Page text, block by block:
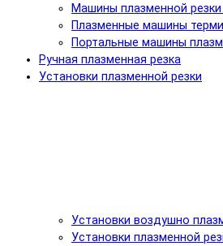
Машины плазменной
Плазменные машины
Портальные машины
Ручная плазменная резка
Установки плазменной резки
Установки воздушно
Установки плазменной